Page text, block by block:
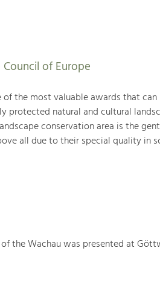
of Europe
the most valuable awards that can
protected natural and cultural
conservation area is the
all due to their special quality in
the Wachau was presented at